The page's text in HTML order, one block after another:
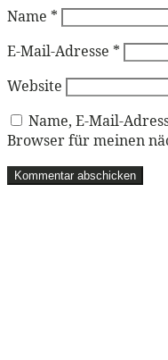
Name *
E-Mail-Adresse *
Website
Name, E-Mail-
Browser für meinen